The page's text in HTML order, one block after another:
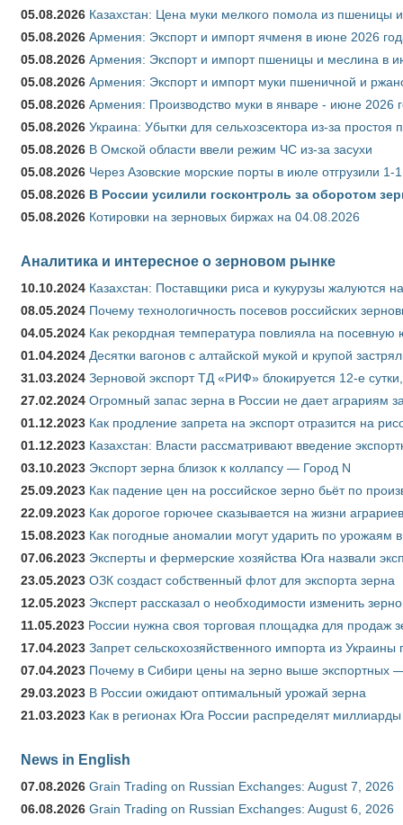
05.08.2026 Казахстан: Цена муки мелкого помола из пшеницы
05.08.2026 Армения: Экспорт и импорт ячменя в июне 2026
05.08.2026 Армения: Экспорт и импорт пшеницы и меслина в
05.08.2026 Армения: Экспорт и импорт муки пшеничной и
05.08.2026 Армения: Производство муки в январе - июне 2026
05.08.2026 Украина: Убытки для сельхозсектора из-за простоя
05.08.2026 В Омской области ввели режим ЧС из-за засухи
05.08.2026 Через Азовские морские порты в июле отгрузили
05.08.2026 В России усилили госконтроль за оборотом
05.08.2026 Котировки на зерновых биржах на 04.08.2026
Аналитика и интересное о зерновом рынке
10.10.2024 Казахстан: Поставщики риса и кукурузы жалуются
08.05.2024 Почему технологичность посевов российских
04.05.2024 Как рекордная температура повлияла на
01.04.2024 Десятки вагонов с алтайской мукой и крупой
31.03.2024 Зерновой экспорт ТД «РИФ» блокируется 12-е
27.02.2024 Огромный запас зерна в России не дает аграриям
01.12.2023 Как продление запрета на экспорт отразится на
01.12.2023 Казахстан: Власти рассматривают введение
03.10.2023 Экспорт зерна близок к коллапсу — Город N
25.09.2023 Как падение цен на российское зерно бьёт по
22.09.2023 Как дорогое горючее сказывается на жизни аграриев
15.08.2023 Как погодные аномалии могут ударить по урожаям
07.06.2023 Эксперты и фермерские хозяйства Юга назвали
23.05.2023 ОЗК создаст собственный флот для экспорта зерна
12.05.2023 Эксперт рассказал о необходимости изменить
11.05.2023 России нужна своя торговая площадка для продаж
17.04.2023 Запрет сельскохозяйственного импорта из
07.04.2023 Почему в Сибири цены на зерно выше экспортных
29.03.2023 В России ожидают оптимальный урожай зерна
21.03.2023 Как в регионах Юга России распределят
News in English
07.08.2026 Grain Trading on Russian Exchanges: August 7, 2026
06.08.2026 Grain Trading on Russian Exchanges: August 6, 2026